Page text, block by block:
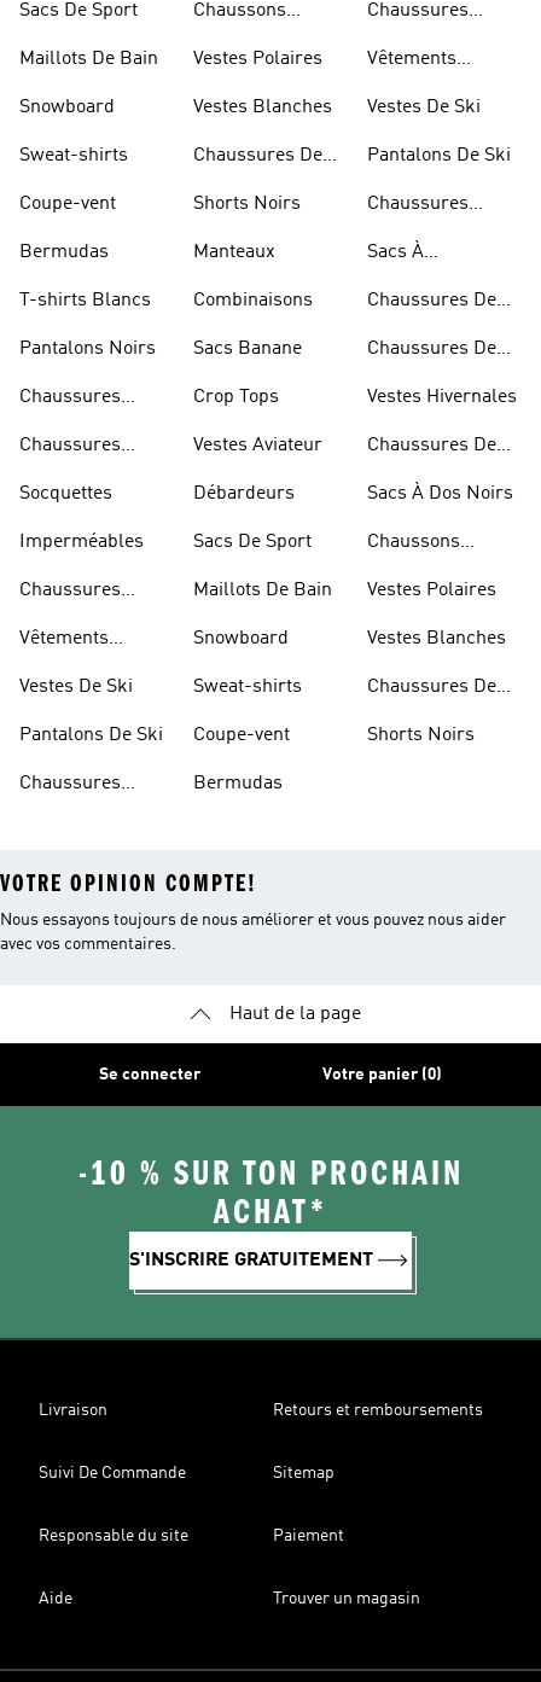
Sacs De Sport
Maillots De Bain
Snowboard
Sweat-shirts
Coupe-vent
Bermudas
T-shirts Blancs
Pantalons Noirs
Chaussures
Chaussures
Socquettes
Imperméables
Chaussures
Vêtements
Vestes De Ski
Pantalons De Ski
Chaussures
Chaussons
Vestes Polaires
Vestes Blanches
Chaussures De
Shorts Noirs
Manteaux
Combinaisons
Sacs Banane
Crop Tops
Vestes Aviateur
Débardeurs
Sacs De Sport
Maillots De Bain
Snowboard
Sweat-shirts
Coupe-vent
Bermudas
Chaussures
Vêtements
Vestes De Ski
Pantalons De Ski
Chaussures
Sacs À
Chaussures De
Chaussures De
Vestes Hivernales
Chaussures De
Sacs À Dos Noirs
Chaussons
Vestes Polaires
Vestes Blanches
Chaussures De
Shorts Noirs
VOTRE OPINION COMPTE!
Nous essayons toujours de nous améliorer et vous pouvez nous aider
avec vos commentaires.
Haut de la page
Se connecter Votre panier (0)
-10 % SUR TON PROCHAIN
ACHAT*
S'INSCRIRE GRATUITEMENT
Livraison Retours et remboursements
Suivi De Commande Sitemap
Responsable du site Paiement
Aide Trouver un magasin